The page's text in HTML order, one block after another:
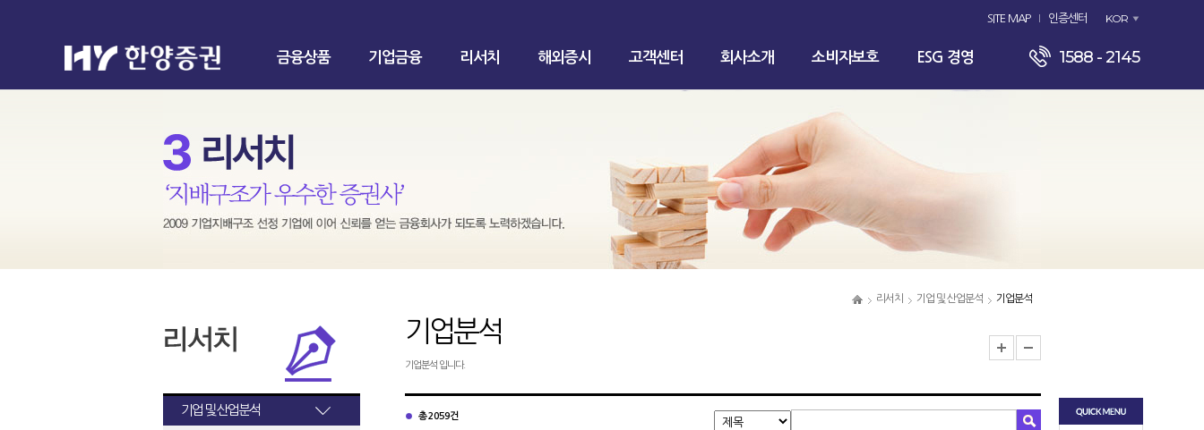
SITE MAP 인증센터 KOR
금융상품 기업금융 리서치 해외증시 고객센터 회사소개 소비자보호 ESG 경영 1588 - 2145
리서치 기업 및 산업분석 기업분석
기업 및 산업분석
기업분석
기업분석 입니다.
총 2059건